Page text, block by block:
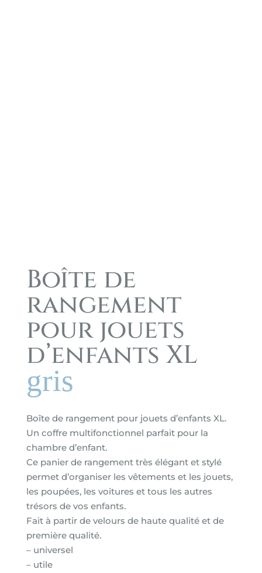
Boîte de
rangement
pour jouets
d’enfants XL
gris
Boîte de rangement pour jouets d’enfants XL.
Un coffre multifonctionnel parfait pour la
chambre d’enfant.
Ce panier de rangement très élégant et stylé
permet d’organiser les vêtements et les jouets,
les poupées, les voitures et tous les autres
trésors de vos enfants.
Fait à partir de velours de haute qualité et de
première qualité.
– universel
– utile